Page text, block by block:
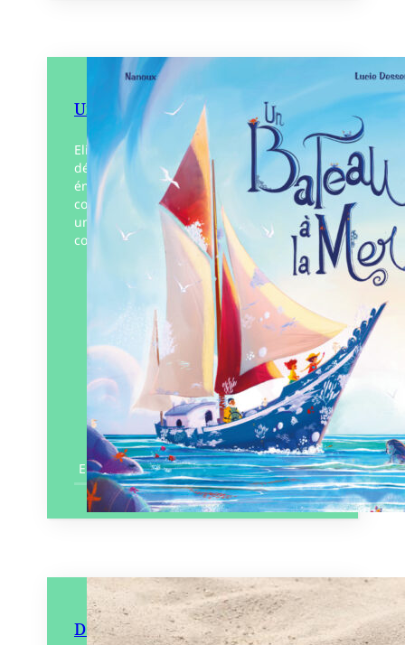
Un Bateau à la Mer
Elio et Lison, deux enfants intrépides
découvrent un vieux gréement
émergeant à marée basse. Un bateau
couvert de coraux blanchis, envoyé par
une Marie-Morgane, fée des mers,
comme…
Plumes de Bourdon
Paru le 15/09/2022
En savoir plus
Demain… La vie